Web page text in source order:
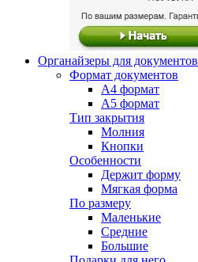
Органайзеры для документов
Формат документов
А4 формат
А5 формат
Тип закрытия
Молния
Кнопки
Особенности
Держит форму
Мягкая форма
По размеру
Маленькие
Средние
Большие